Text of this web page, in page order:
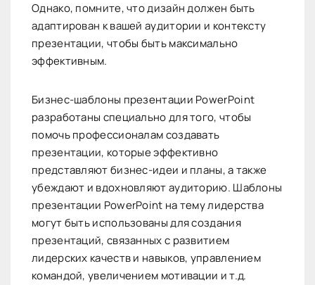
Однако, помните, что дизайн должен быть
адаптирован к вашей аудитории и контексту
презентации, чтобы быть максимально
эффективным.
Бизнес-шаблоны презентации PowerPoint
разработаны специально для того, чтобы
помочь профессионалам создавать
презентации, которые эффективно
представляют бизнес-идеи и планы, а также
убеждают и вдохновляют аудиторию. Шаблоны
презентации PowerPoint на тему лидерства
могут быть использованы для создания
презентаций, связанных с развитием
лидерских качеств и навыков, управлением
командой, увеличением мотивации и т.д.